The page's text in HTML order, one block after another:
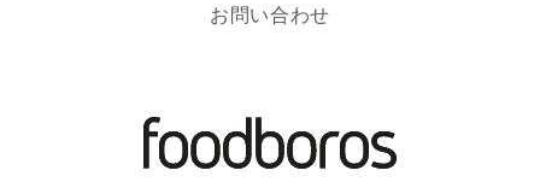
お問い合わせ